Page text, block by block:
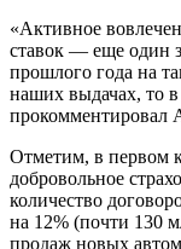
«Активное
ставок — еще один
прошлого года на
наших выдачах, то
прокомментировал
Отметим, в первом
добровольное
количество
на 12% (почти 130
продаж новых